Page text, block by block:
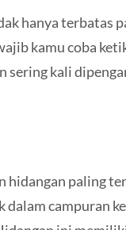
hanya terbatas
kamu coba
sering kali
hidangan paling
dalam campuran